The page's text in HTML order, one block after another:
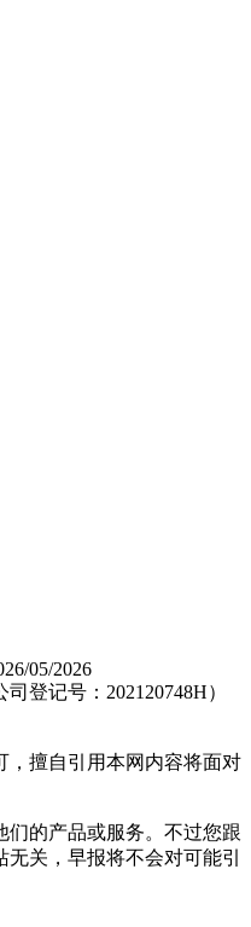
05/2026
登记号：202120748H）
，擅自引用本网内容将面对
们的产品或服务。不过您跟
关，早报将不会对可能引